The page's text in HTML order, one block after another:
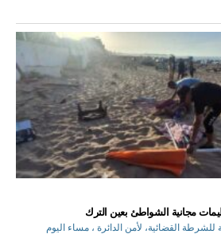
للشرطة القضائية، لأمن الدائرة ، مساء اليوم